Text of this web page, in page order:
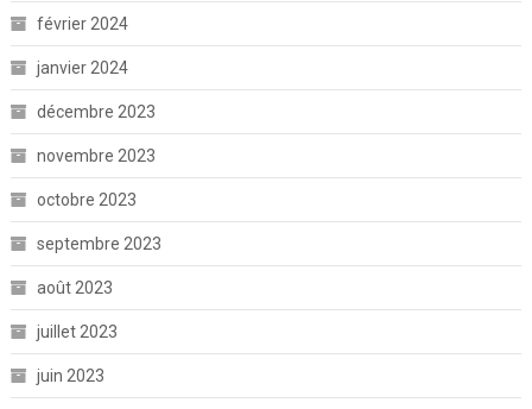
février 2024
janvier 2024
décembre 2023
novembre 2023
octobre 2023
septembre 2023
août 2023
juillet 2023
juin 2023